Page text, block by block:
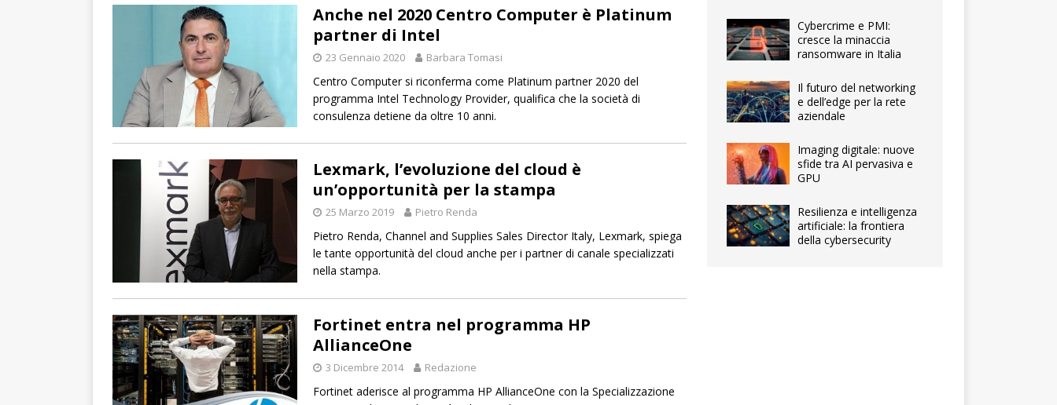
Anche nel 2020 Centro Computer è Platinum
partner di Intel
23 Gennaio 2020 Barbara Tomasi
Centro Computer si riconferma come Platinum partner 2020 del
programma Intel Technology Provider, qualifica che la società di
consulenza detiene da oltre 10 anni.
Lexmark, l’evoluzione del cloud è
un’opportunità per la stampa
25 Marzo 2019 Pietro Renda
Pietro Renda, Channel and Supplies Sales Director Italy, Lexmark, spiega
le tante opportunità del cloud anche per i partner di canale specializzati
nella stampa.
Fortinet entra nel programma HP
AllianceOne
3 Dicembre 2014 Redazione
Fortinet aderisce al programma HP AllianceOne con la Specializzazione
Cybercrime e PMI:
cresce la minaccia
ransomware in Italia
Il futuro del networking
e dell’edge per la rete
aziendale
Imaging digitale: nuove
sfide tra AI pervasiva e
GPU
Resilienza e intelligenza
artificiale: la frontiera
della cybersecurity